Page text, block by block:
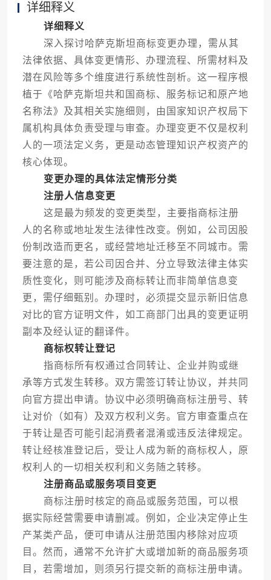
详细释义
详细释义
深入探讨哈萨克斯坦商标变更办理，需从其
法律依据、具体变更情形、办理流程、所需材料及
潜在风险等多个维度进行系统性剖析。这一程序根
植于《哈萨克斯坦共和国商标、服务标记和原产地
名称法》及其相关实施细则，由国家知识产权局下
属机构具体负责受理与审查。办理变更不仅是权利
人的一项法定义务，更是动态管理知识产权资产的
核心体现。
变更办理的具体法定情形分类
注册人信息变更
这是最为频发的变更类型，主要指商标注册
人的名称或地址发生法律性改变。例如，公司因股
份制改造而更名，或经营地址迁移至不同城市。需
要注意的是，若公司因合并、分立导致法律主体实
质性变化，则可能涉及商标转让而非简单信息变
更，需仔细甄别。办理时，必须提交显示新旧信息
对比的官方证明文件，如工商部门出具的变更证明
副本及经认证的翻译件。
商标权转让登记
指商标所有权通过合同转让、企业并购或继
承等方式发生转移。双方需签订转让协议，并共同
向官方提出申请。协议中必须明确商标注册号、转
让对价（如有）及双方权利义务。官方审查重点在
于转让是否可能引起消费者混淆或违反法律规定。
转让经核准登记后，受让人成为新的商标权人，原
权利人的一切相关权利和义务随之转移。
注册商品或服务项目变更
商标注册时核定的商品或服务范围，可以根
据实际经营需要申请删减。例如，企业决定停止生
产某类产品，便可申请从注册范围内移除对应项
目。然而，通常不允许扩大或增加新的商品服务项
目，若需增加，则须另行提交新的商标注册申请。